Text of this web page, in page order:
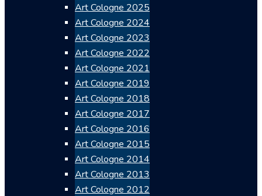
Art Cologne 2025
Art Cologne 2024
Art Cologne 2023
Art Cologne 2022
Art Cologne 2021
Art Cologne 2019
Art Cologne 2018
Art Cologne 2017
Art Cologne 2016
Art Cologne 2015
Art Cologne 2014
Art Cologne 2013
Art Cologne 2012